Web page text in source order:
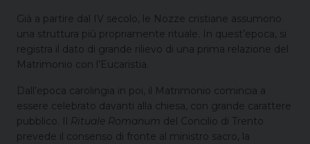
Già a partire dal IV secolo, le Nozze cristiane assumono
una struttura più propriamente rituale. In quest’epoca, si
registra il dato di grande rilievo di una prima relazione del
Matrimonio con l’Eucaristia.
Dall’epoca carolingia in poi, il Matrimonio comincia a
essere celebrato davanti alla chiesa, con grande carattere
pubblico. Il Rituale Romanum del Concilio di Trento
prevede il consenso di fronte al ministro sacro, la